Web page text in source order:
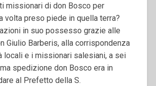
missionari di don Bosco per
volta preso piede in quella terra?
in suo possesso grazie alle
Giulio Barberis, alla corrispondenza
locali e i missionari salesiani, a sei
spedizione don Bosco era in
al Prefetto della S.